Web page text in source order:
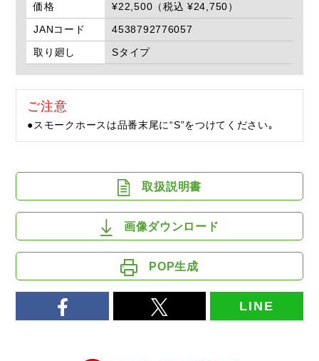
価格
¥22,500（税込 ¥24,750）
JANコード
4538792776057
取り廻し
Sタイプ
ご注意
●スモークホースは品番末尾に“S”をつけてください｡
取扱説明書
画像ダウンロード
POP生成
LINE